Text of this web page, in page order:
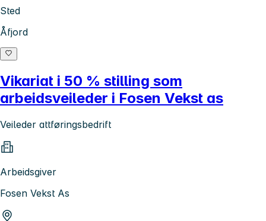
Sted
Åfjord
Vikariat i 50 % stilling som
arbeidsveileder i Fosen Vekst as
Veileder attføringsbedrift
Arbeidsgiver
Fosen Vekst As